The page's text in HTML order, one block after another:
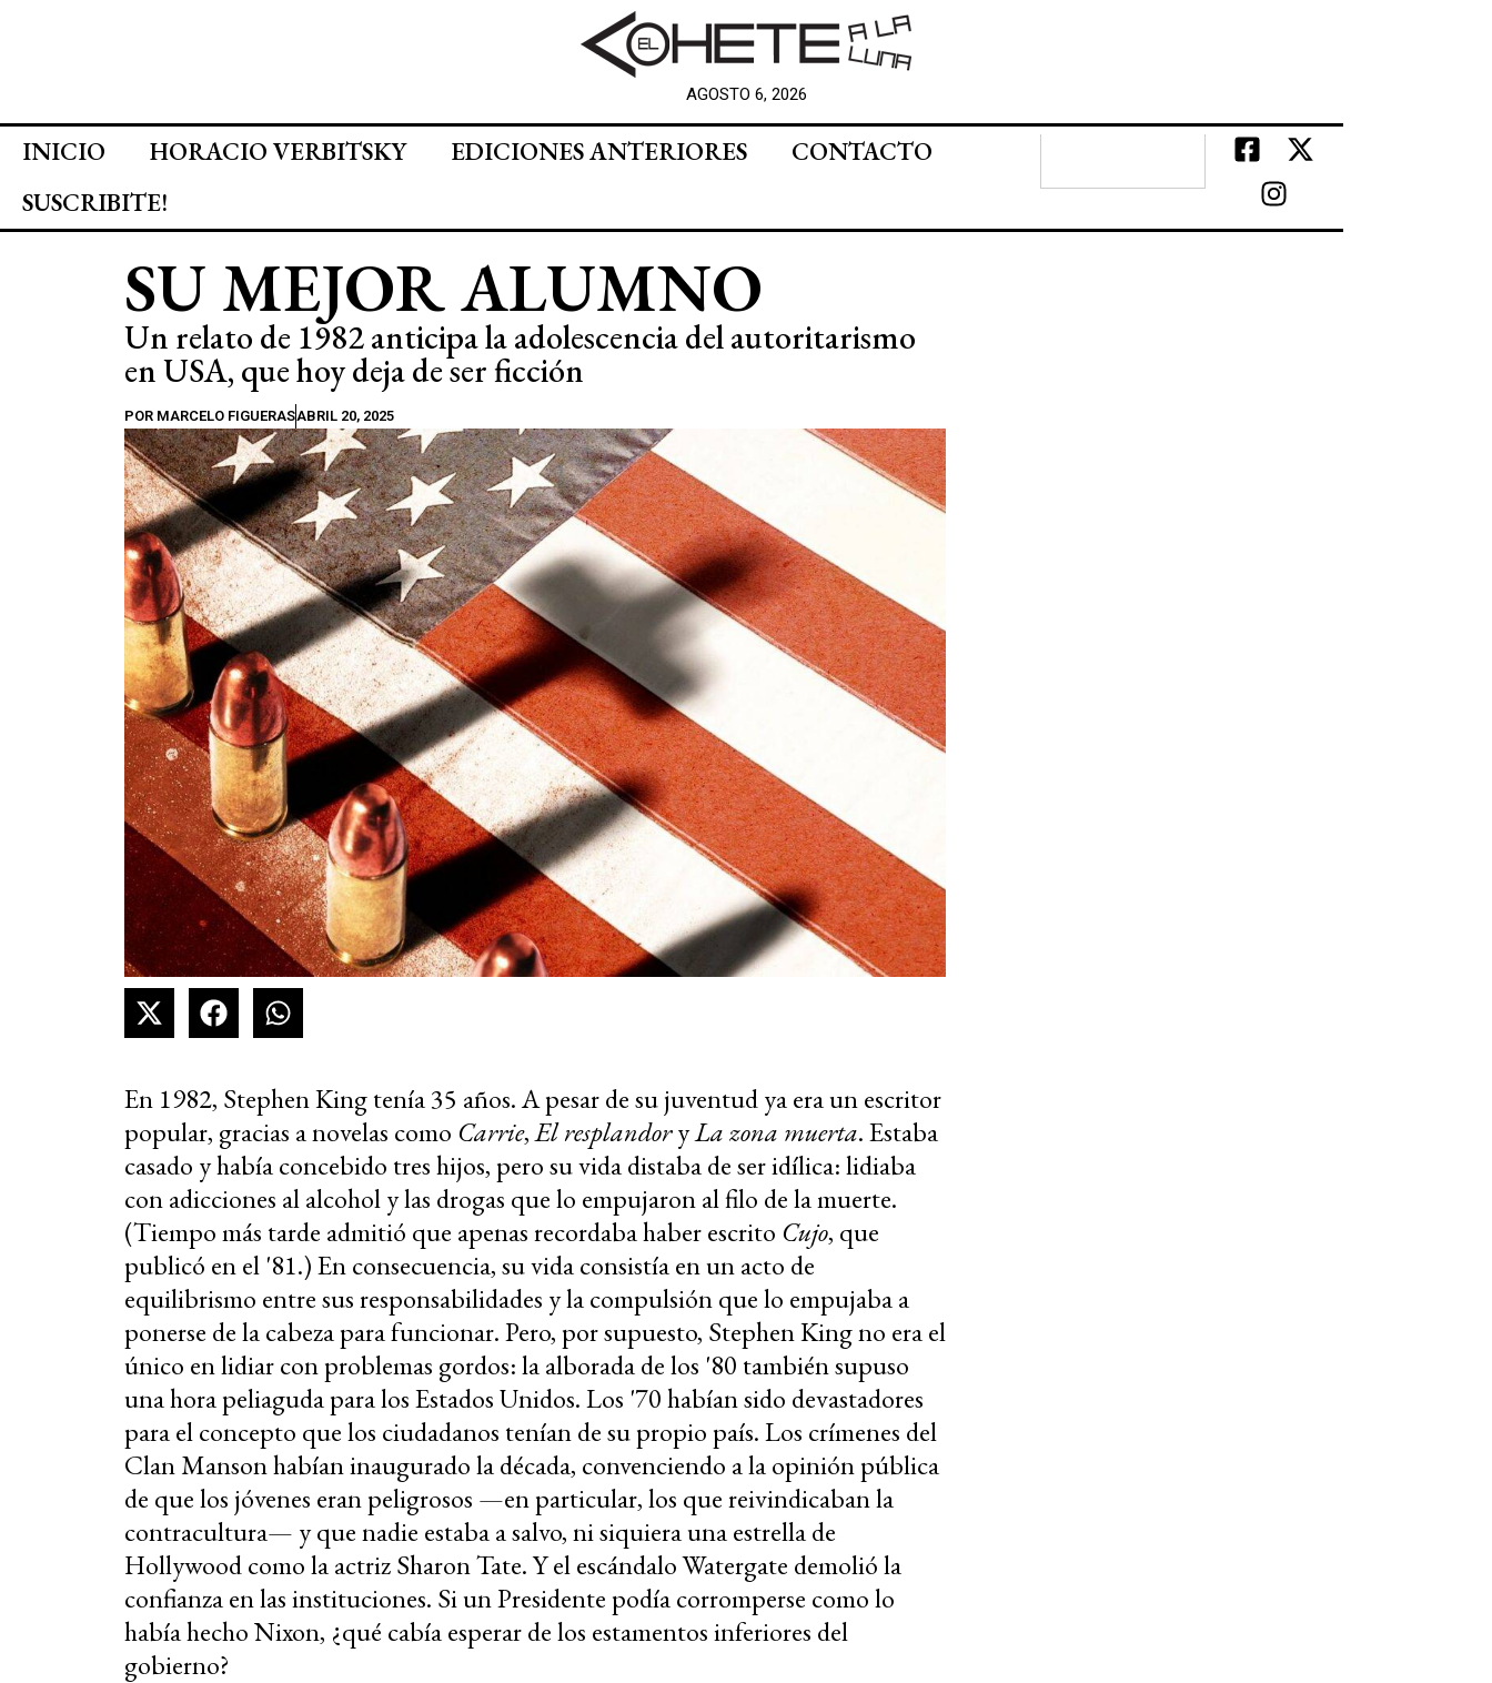
AGOSTO 6, 2026
INICIO HORACIO VERBITSKY EDICIONES ANTERIORES
CONTACTO
SUSCRIBITE!
SU MEJOR ALUMNO
Un relato de 1982 anticipa la adolescencia del autoritarismo
en USA, que hoy deja de ser ficción
POR MARCELO FIGUERASABRIL 20, 2025
En 1982, Stephen King tenía 35 años. A pesar de su juventud ya era un escritor
popular, gracias a novelas como Carrie,El resplandoryLa zona muerta. Estaba
casado y había concebido tres hijos, pero su vida distaba de ser idílica: lidiaba
con adicciones al alcohol y las drogas que lo empujaron al filo de la muerte.
(Tiempo más tarde admitió que apenas recordaba haber escrito Cujo, que
publicó en el '81.) En consecuencia, su vida consistía en un acto de
equilibrismo entre sus responsabilidades y la compulsión que lo empujaba a
ponerse de la cabeza para funcionar. Pero, por supuesto, Stephen King no era el
único en lidiar con problemas gordos: la alborada de los '80 también supuso
una hora peliaguda para los Estados Unidos. Los '70 habían sido devastadores
para el concepto que los ciudadanos tenían de su propio país. Los crímenes del
Clan Manson habían inaugurado la década, convenciendo a la opinión pública
de que los jóvenes eran peligrosos —en particular, los que reivindicaban la
contracultura— y que nadie estaba a salvo, ni siquiera una estrella de
Hollywood como la actriz Sharon Tate. Y el escándalo Watergate demolió la
confianza en las instituciones. Si un Presidente podía corromperse como lo
había hecho Nixon, ¿qué cabía esperar de los estamentos inferiores del
gobierno?